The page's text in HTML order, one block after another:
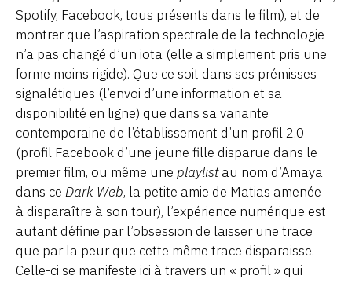
Spotify, Facebook, tous présents dans le film), et de
montrer que l’aspiration spectrale de la technologie
n’a pas changé d’un iota (elle a simplement pris une
forme moins rigide). Que ce soit dans ses prémisses
signalétiques (l’envoi d’une information et sa
disponibilité en ligne) que dans sa variante
contemporaine de l’établissement d’un profil 2.0
(profil Facebook d’une jeune fille disparue dans le
premier film, ou même une playlistau nom d’Amaya
dans ce Dark Web, la petite amie de Matias amenée
à disparaître à son tour), l’expérience numérique est
autant définie par l’obsession de laisser une trace
que par la peur que cette même trace disparaisse.
Celle-ci se manifeste ici à travers un « profil » qui